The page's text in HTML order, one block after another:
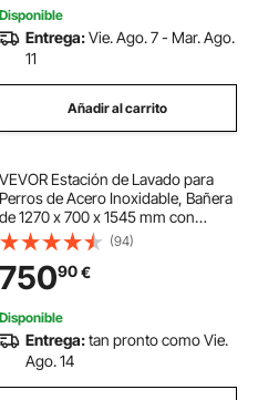
Disponible
Entrega:Vie. Ago. 7 - Mar. Ago.
11
Añadir al carrito
VEVOR Estación de Lavado para
Perros de Acero Inoxidable, Bañera
de 1270 x 700 x 1545 mm con
Escalera, Filtro de Agua de
Polietileno, Grifo, Ducha y Jabonera
para Varias Mascotas, Puerta
Derecha
(94)
75090€
Disponible
Entrega:tan pronto como Vie.
Ago. 14